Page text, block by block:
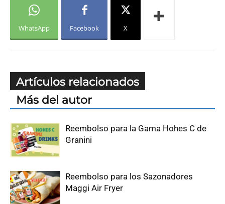
WhatsApp Facebook X
Artículos relacionados
Más del autor
Reembolso para la Gama Hohes C de
Granini
Reembolso para los Sazonadores
Maggi Air Fryer